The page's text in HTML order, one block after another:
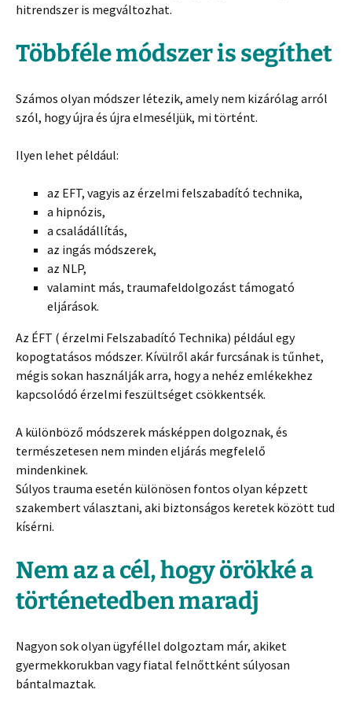
hitrendszer is megváltozhat.
Többféle módszer is segíthet
Számos olyan módszer létezik, amely nem kizárólag arról
szól, hogy újra és újra elmeséljük, mi történt.
Ilyen lehet például:
az EFT, vagyis az érzelmi felszabadító technika,
a hipnózis,
a családállítás,
az ingás módszerek,
az NLP,
valamint más, traumafeldolgozást támogató
eljárások.
Az ÉFT ( érzelmi Felszabadító Technika) például egy
kopogtatásos módszer. Kívülről akár furcsának is tűnhet,
mégis sokan használják arra, hogy a nehéz emlékekhez
kapcsolódó érzelmi feszültséget csökkentsék.
A különböző módszerek másképpen dolgoznak, és
természetesen nem minden eljárás megfelelő
mindenkinek.
Súlyos trauma esetén különösen fontos olyan képzett
szakembert választani, aki biztonságos keretek között tud
kísérni.
Nem az a cél, hogy örökké a
történetedben maradj
Nagyon sok olyan ügyféllel dolgoztam már, akiket
gyermekkorukban vagy fiatal felnőttként súlyosan
bántalmaztak.